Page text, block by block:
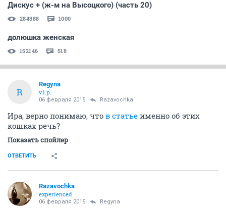
Дискус + (ж-м на Высоцкого) (часть 20)
284388 1000
долюшка женская
152146 518
R
Regуnа
v.i.p.
06 февраля 2015 Razavochka
Ира, верно понимаю, что в статье именно об этих
кошках речь?
Показать спойлер
ОТВЕТИТЬ
Razavochka
experienced
06 февраля 2015 Regуnа